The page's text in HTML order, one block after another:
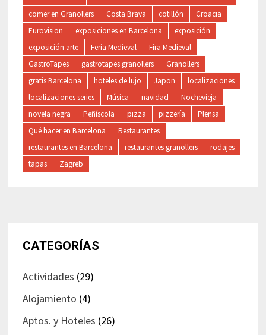
comer en Granollers
Costa Brava cotillón
Croacia
Eurovision
exposiciones en Barcelona
exposición
exposición arte
Feria Medieval
Fira Medieval
GastroTapes
gastrotapes granollers
Granollers
gratis Barcelona
hoteles de lujo Japon
localizaciones
localizaciones series
Música navidad
Nochevieja
novela negra
Peñíscola pizza pizzería
Plensa
Qué hacer en Barcelona
Restaurantes
restaurantes en Barcelona
restaurantes granollers
rodajes
tapas
Zagreb
CATEGORÍAS
Actividades (29)
Alojamiento (4)
Aptos. y Hoteles (26)